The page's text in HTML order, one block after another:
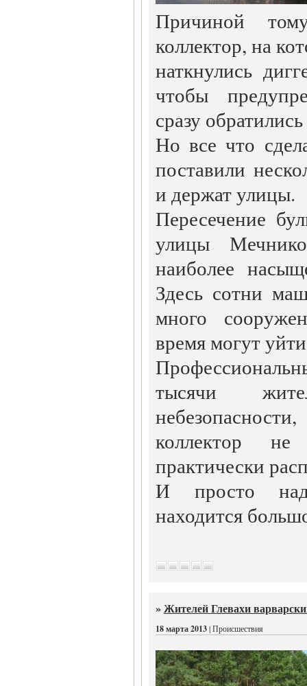
Причиной
коллектор, на
наткнулись
чтобы
сразу
Но все что
поставили
и держат улицы.
Пересечение
улицы
наиболее
Здесь сотни
много
время могут
тысячи
коллектор
практически
И просто
находится
»Жителей Глевахи
18 марта 2013| Происшествия